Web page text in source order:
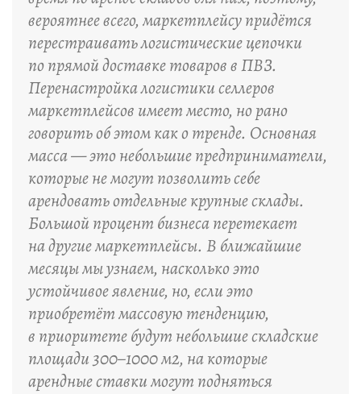
вероятнее всего, маркетплейсу придётся
перестраивать логистические цепочки
по прямой доставке товаров в ПВЗ.
Перенастройка логистики селлеров
маркетплейсов имеет место, но рано
говорить об этом как о тренде. Основная
масса — это небольшие предприниматели,
которые не могут позволить себе
арендовать отдельные крупные склады.
Большой процент бизнеса перетекает
на другие маркетплейсы. В ближайшие
месяцы мы узнаем, насколько это
устойчивое явление, но, если это
приобретёт массовую тенденцию,
в приоритете будут небольшие складские
площади 300–1000 м2, на которые
арендные ставки могут подняться